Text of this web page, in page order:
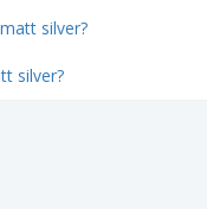
silver?
silver?